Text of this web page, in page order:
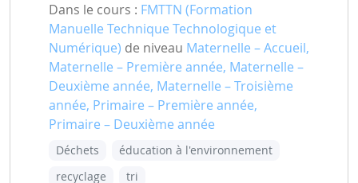
Dans le cours : FMTTN (Formation
Manuelle Technique Technologique et
Numérique) de niveau Maternelle – Accueil,
Maternelle – Première année, Maternelle –
Deuxième année, Maternelle – Troisième
année, Primaire – Première année,
Primaire – Deuxième année
Déchets
éducation à l'environnement
recyclage
tri